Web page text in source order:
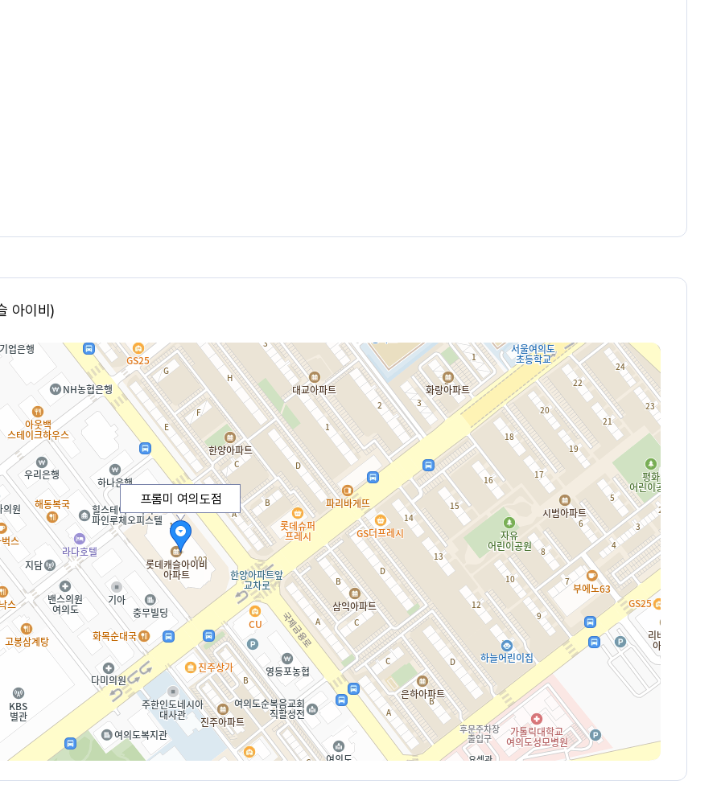
아이비)
프롬미 여의도점